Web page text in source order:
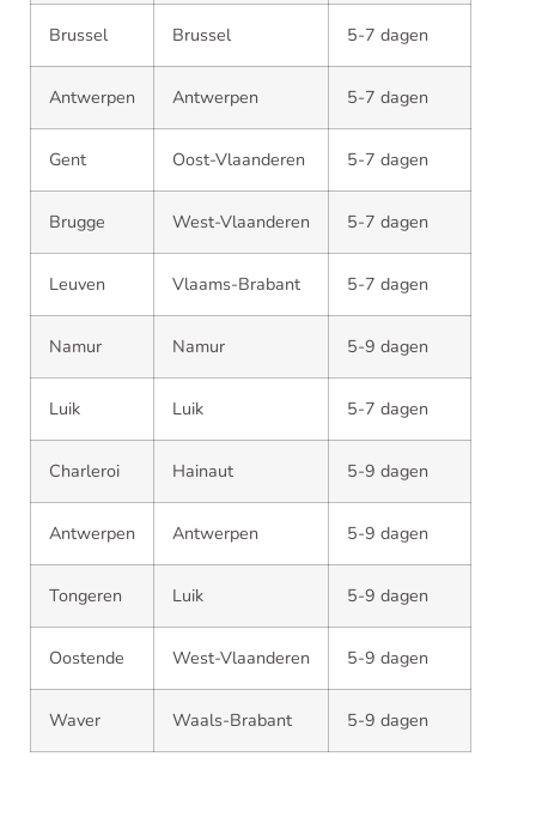
Brussel Brussel 5-7 dagen
Antwerpen Antwerpen 5-7 dagen
Gent Oost-Vlaanderen 5-7 dagen
Brugge West-Vlaanderen 5-7 dagen
Leuven Vlaams-Brabant 5-7 dagen
Namur Namur 5-9 dagen
Luik Luik 5-7 dagen
Charleroi Hainaut 5-9 dagen
Antwerpen Antwerpen 5-9 dagen
Tongeren Luik 5-9 dagen
Oostende West-Vlaanderen 5-9 dagen
Waver Waals-Brabant 5-9 dagen